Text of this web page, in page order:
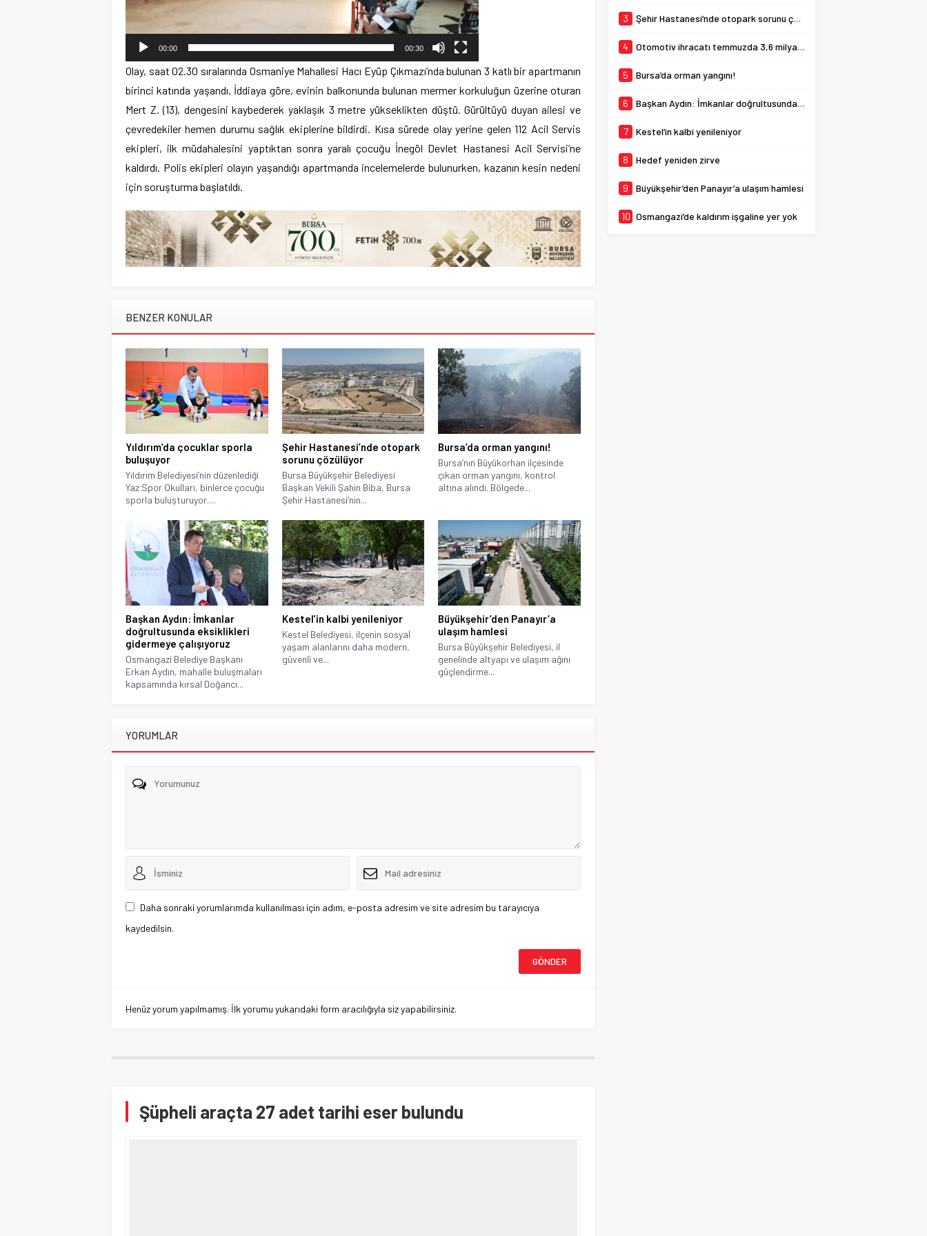
00:00 00:30
Olay, saat 02.30 sıralarında Osmaniye Mahallesi Hacı Eyüp Çıkmazı’nda bulunan 3 katlı bir apartmanın
birinci katında yaşandı. İddiaya göre, evinin balkonunda bulunan mermer korkuluğun üzerine oturan
Mert Z. (13), dengesini kaybederek yaklaşık 3 metre yükseklikten düştü. Gürültüyü duyan ailesi ve
çevredekiler hemen durumu sağlık ekiplerine bildirdi. Kısa sürede olay yerine gelen 112 Acil Servis
ekipleri, ilk müdahalesini yaptıktan sonra yaralı çocuğu İnegöl Devlet Hastanesi Acil Servisi’ne
kaldırdı. Polis ekipleri olayın yaşandığı apartmanda incelemelerde bulunurken, kazanın kesin nedeni
için soruşturma başlatıldı.
BENZER KONULAR
Yıldırım’da çocuklar sporla
buluşuyor
Yıldırım Belediyesi’nin düzenlediği
Yaz Spor Okulları, binlerce çocuğu
sporla buluşturuyor....
Şehir Hastanesi’nde otopark
sorunu çözülüyor
Bursa Büyükşehir Belediyesi
Başkan Vekili Şahin Biba, Bursa
Şehir Hastanesi’nin...
Bursa’da orman yangını!
Bursa’nın Büyükorhan ilçesinde
çıkan orman yangını, kontrol
altına alındı. Bölgede...
Başkan Aydın: İmkanlar
doğrultusunda eksiklikleri
gidermeye çalışıyoruz
Osmangazi Belediye Başkanı
Erkan Aydın, mahalle buluşmaları
kapsamında kırsal Doğancı...
Kestel’in kalbi yenileniyor
Kestel Belediyesi, ilçenin sosyal
yaşam alanlarını daha modern,
güvenli ve...
Büyükşehir’den Panayır’a
ulaşım hamlesi
Bursa Büyükşehir Belediyesi, il
genelinde altyapı ve ulaşım ağını
güçlendirme...
YORUMLAR
Daha sonraki yorumlarımda kullanılması için adım, e-posta adresim ve site adresim bu tarayıcıya
kaydedilsin.
Henüz yorum yapılmamış. İlk yorumu yukarıdaki form aracılığıyla siz yapabilirsiniz.
Şüpheli araçta 27 adet tarihi eser bulundu
forması giyen 21
3 Şehir Hastanesi’nde otopark sorunu çözülüyor
4 Otomotiv ihracatı temmuzda 3,6 milyar dolara ulaştı
5 Bursa’da orman yangını!
6 Başkan Aydın: İmkanlar doğrultusunda eksiklikleri gidermeye çalışıyoruz
7 Kestel’in kalbi yenileniyor
8 Hedef yeniden zirve
9 Büyükşehir’den Panayır’a ulaşım hamlesi
10 Osmangazi’de kaldırım işgaline yer yok